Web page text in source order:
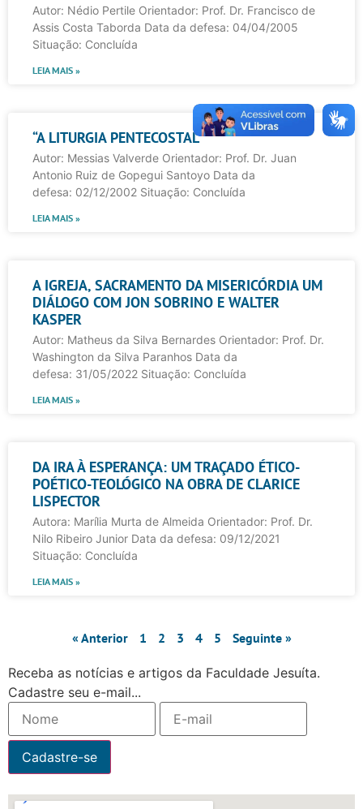
Autor: Nédio Pertile Orientador: Prof. Dr. Francisco de
Assis Costa Taborda Data da defesa: 04/04/2005
Situação: Concluída
LEIA MAIS »
“A LITURGIA PENTECOSTAL”
Autor: Messias Valverde Orientador: Prof. Dr. Juan
Antonio Ruiz de Gopegui Santoyo Data da
defesa: 02/12/2002 Situação: Concluída
LEIA MAIS »
A IGREJA, SACRAMENTO DA MISERICÓRDIA UM
DIÁLOGO COM JON SOBRINO E WALTER
KASPER
Autor: Matheus da Silva Bernardes Orientador: Prof. Dr.
Washington da Silva Paranhos Data da
defesa: 31/05/2022 Situação: Concluída
LEIA MAIS »
DA IRA À ESPERANÇA: UM TRAÇADO ÉTICO-
POÉTICO-TEOLÓGICO NA OBRA DE CLARICE
LISPECTOR
Autora: Marília Murta de Almeida Orientador: Prof. Dr.
Nilo Ribeiro Junior Data da defesa: 09/12/2021
Situação: Concluída
LEIA MAIS »
« Anterior 1 2 3 4 5 Seguinte »
Receba as notícias e artigos da Faculdade Jesuíta.
Cadastre seu e-mail...